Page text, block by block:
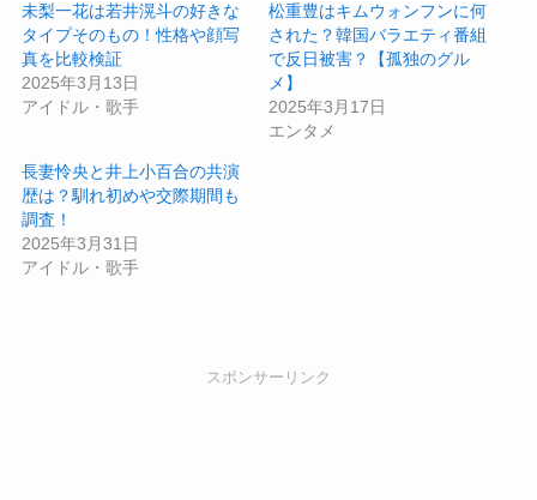
未梨一花は若井滉斗の好きな
タイプそのもの！性格や顔写
真を比較検証
2025年3月13日
アイドル・歌手
松重豊はキムウォンフンに何
された？韓国バラエティ番組
で反日被害？【孤独のグル
メ】
2025年3月17日
エンタメ
長妻怜央と井上小百合の共演
歴は？馴れ初めや交際期間も
調査！
2025年3月31日
アイドル・歌手
スポンサーリンク